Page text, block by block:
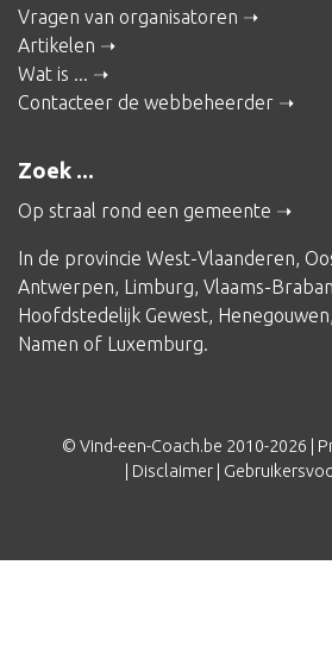
Vragen van organisatoren
Artikelen
Wat is ...
Contacteer de webbeheerder
Zoek ...
Op straal rond een gemeente
In de provincie West-Vlaanderen,
Antwerpen, Limburg, Vlaams-
Hoofdstedelijk Gewest, Henegouwen,
Namen of Luxemburg.
© Vind-een-Coach.be 2010-2026 |
Disclaimer|